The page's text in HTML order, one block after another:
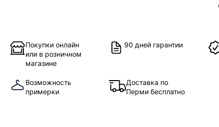
Покупки онлайн
или в розничном
магазине
90 дней гарантии
Возможность
примерки
Доставка по
Перми бесплатно